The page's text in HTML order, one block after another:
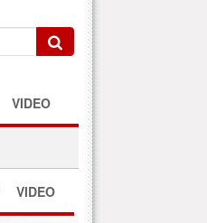
VIDEO
VIDEO